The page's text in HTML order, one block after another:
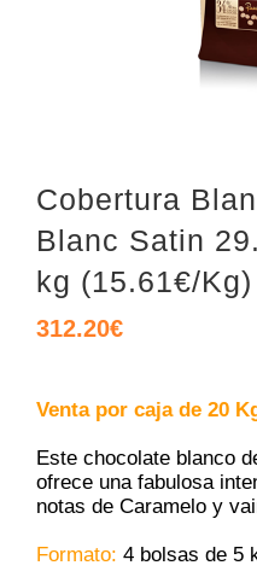
Cobertura
Blanc Satin
kg (15.61€/Kg)
312.20€
Venta por caja de 20
Este chocolate blanco
ofrece una fabulosa
notas de Caramelo y
Formato: 4 bolsas de 5